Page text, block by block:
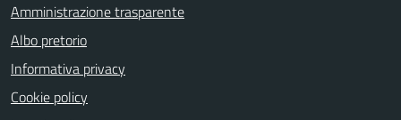
Amministrazione trasparente
Albo pretorio
Informativa privacy
Cookie policy